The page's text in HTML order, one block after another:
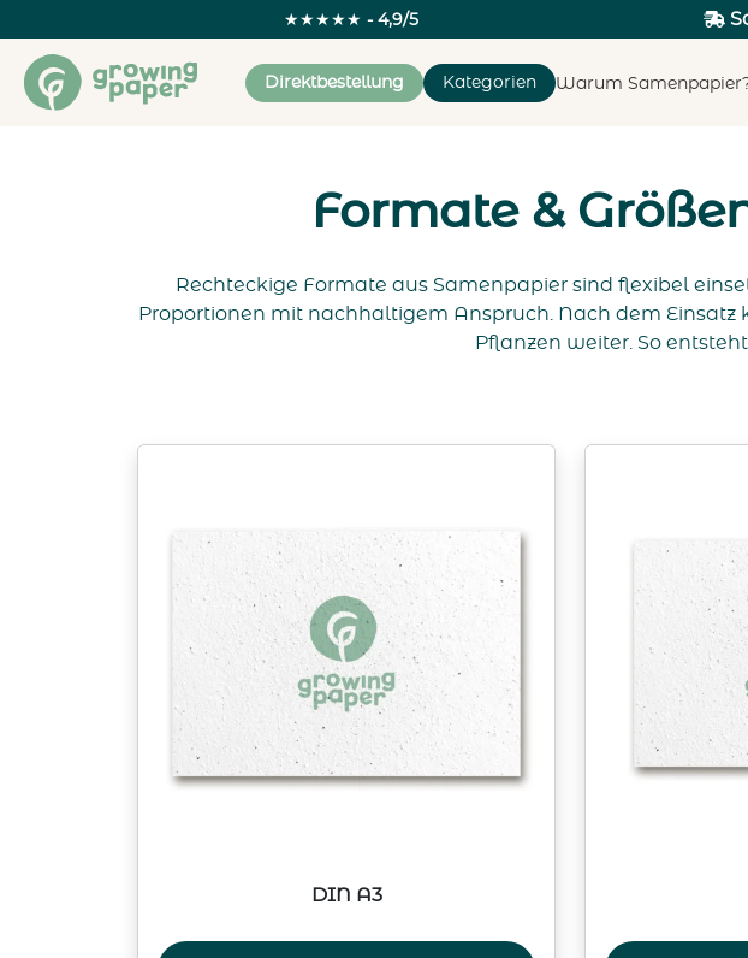
★★★★★ - 4,9/5
Direktbestellung Kategorien Warum
Formate &
Rechteckige Formate aus Samenpapier sind flexibel
Proportionen mit nachhaltigem Anspruch. Nach dem
Pflanzen weiter. So
DIN A3